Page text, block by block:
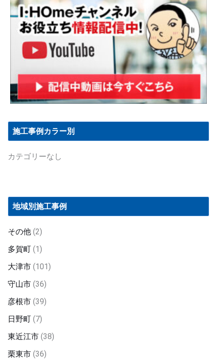
施工事例カラー別
カテゴリーなし
地域別施工事例
その他(2)
多賀町(1)
大津市(101)
守山市(36)
彦根市(39)
日野町(7)
東近江市(38)
栗東市(36)